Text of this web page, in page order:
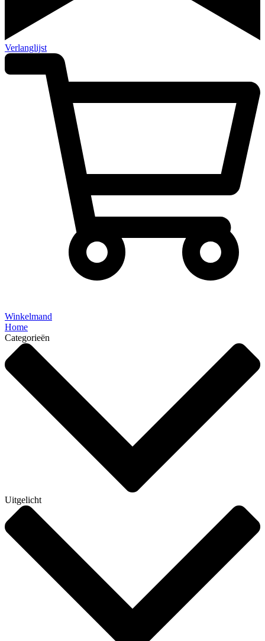
Verlanglijst
Winkelmand
Home
Categorieën
Uitgelicht